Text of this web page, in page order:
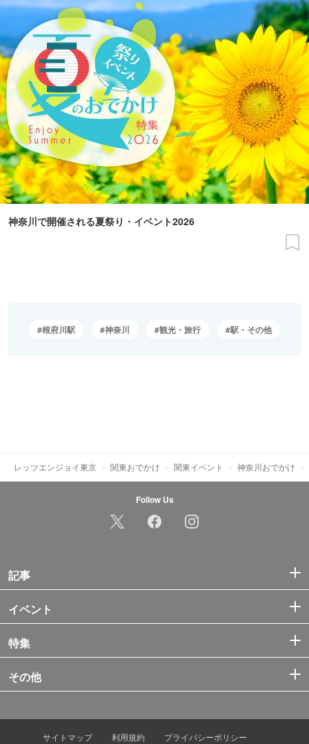
神奈川で開催される夏祭り・イベント2026
根府川駅 神奈川 観光・旅行 駅・その他
レッツエンジョイ東京 関東おでかけ 関東イベント 神奈川おでかけ
Follow Us
記事
イベント
特集
その他
サイトマップ 利用規約 プライバシーポリシー